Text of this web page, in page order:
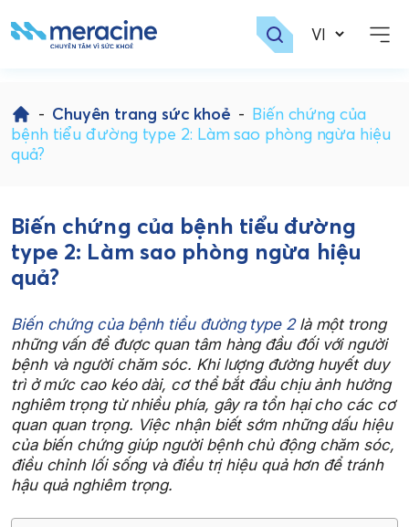
to
content
- Chuyên trang sức khoẻ - Biến chứng của
bệnh tiểu đường type 2: Làm sao phòng ngừa hiệu
quả?
Biến chứng của bệnh tiểu đường
type 2: Làm sao phòng ngừa hiệu
quả?
Biến chứng của bệnh tiểu đường type 2là một trong
những vấn đề được quan tâm hàng đầu đối với người
bệnh và người chăm sóc. Khi lượng đường huyết duy
trì ở mức cao kéo dài, cơ thể bắt đầu chịu ảnh hưởng
nghiêm trọng từ nhiều phía, gây ra tổn hại cho các cơ
quan quan trọng. Việc nhận biết sớm những dấu hiệu
của biến chứng giúp người bệnh chủ động chăm sóc,
điều chỉnh lối sống và điều trị hiệu quả hơn để tránh
hậu quả nghiêm trọng.